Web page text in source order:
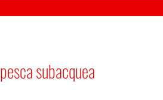
pesca subacquea